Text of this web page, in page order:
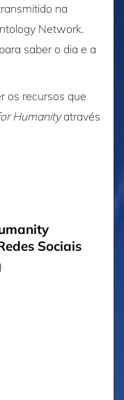
na
Network.
para saber o dia e a
os recursos que
Humanityatravés
Sociais